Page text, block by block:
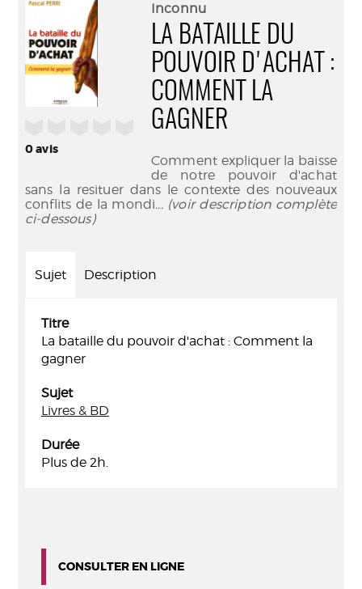
0avis
Inconnu
LA BATAILLE DU
POUVOIR D'ACHAT :
COMMENT LA
GAGNER
Comment expliquer la baisse
de notre pouvoir d'achat
sans la resituer dans le contexte des nouveaux
conflits de la mondi... (voir description complète
ci-dessous)
Sujet Description
Titre
La bataille du pouvoir d'achat : Comment la
gagner
Sujet
Livres & BD
Durée
Plus de 2h.
CONSULTER EN LIGNE